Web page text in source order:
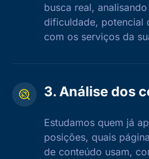
busca real,
dificuldade, potencial
com os serviços da
3. Análise dos
Estudamos quem já
posições, quais
de conteúdo usam,